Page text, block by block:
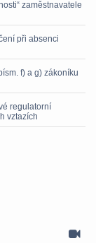
zaměstnavatele
při absenci
f) a g) zákoníku
regulatorní
vztazích